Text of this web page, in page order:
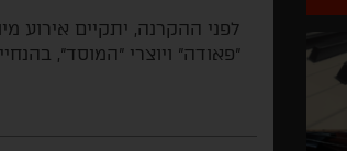
לפני ההקרנה, יתקיים אירוע
"פאודה" ויוצרי "המוסד",